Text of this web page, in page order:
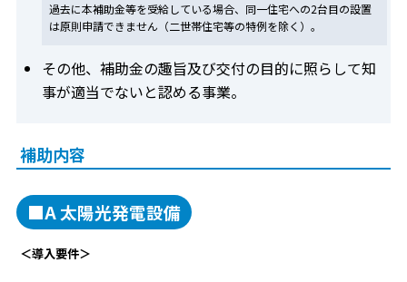
過去に本補助金等を受給している場合、同一住宅への2台目の設置
は原則申請できません（二世帯住宅等の特例を除く）。
その他、補助金の趣旨及び交付の目的に照らして知
事が適当でないと認める事業。
補助内容
■A 太陽光発電設備
＜導入要件＞